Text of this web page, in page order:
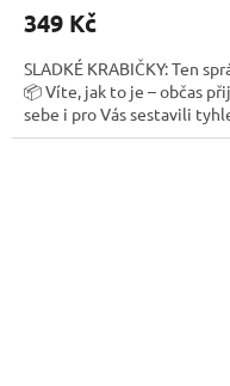
349 Kč
SLADKÉ KRABIČKY: Ten
📦 Víte, jak to je – občas
sebe i pro Vás sestavili